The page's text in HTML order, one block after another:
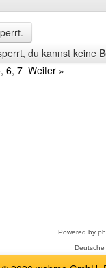
du kannst keine
, 6, 7 Weiter »
Powered by